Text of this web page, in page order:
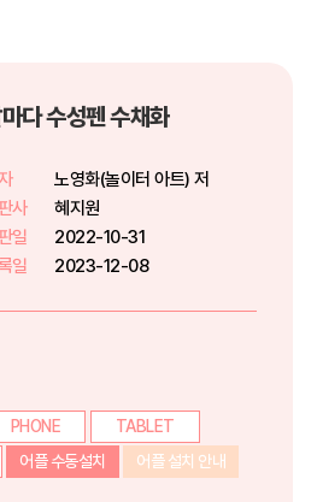
다 수성펜 수채화
노영화(놀이터 아트) 저
사
혜지원
일
2022-10-31
일
2023-12-08
PHONE
TABLET
어플 수동설치 어플 설치 안내